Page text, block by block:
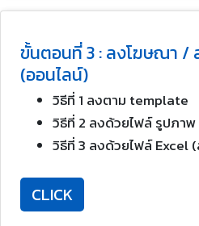
ขั้นตอนที่ 3 : ลงโฆษณา /
(ออนไลน์)
วิธีที่ 1 ลงตาม template
วิธีที่ 2 ลงด้วยไฟล์ รูปภาพ
วิธีที่ 3 ลงด้วยไฟล์ Excel
CLICK